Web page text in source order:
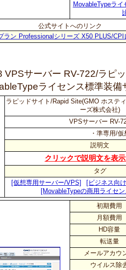
MovableTypeラ
公式サイトへのリンク
ラン Professionalシリーズ X50 PLUS/CPI
VPSサーバー RV-722/ラピ
ライセンス標準装備
ラピッドサイト/Rapid Site(GMO ホステ
ーズ株式会社)
VPSサーバー RV-
・準専用/
説明文
クリックで説明文を表
タグ
[仮想専用サーバー/VPS]
[ビジネス向
[MovableTypeの商用ライセ
初期費用
月額費用
HD容量
転送量
メールアカウ
ウイルス除